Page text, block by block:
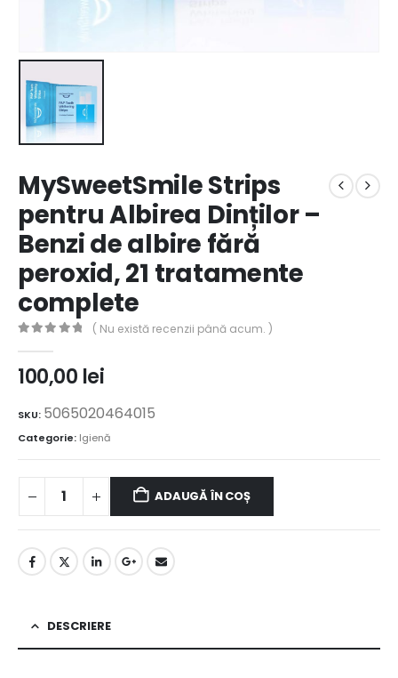
MySweetSmile Strips
pentru Albirea Dinților –
Benzi de albire fără
peroxid, 21 tratamente
complete
( Nu există recenzii până acum. )
100,00 lei
SKU: 5065020464015
Categorie: Igienă
ADAUGĂ ÎN COȘ
DESCRIERE